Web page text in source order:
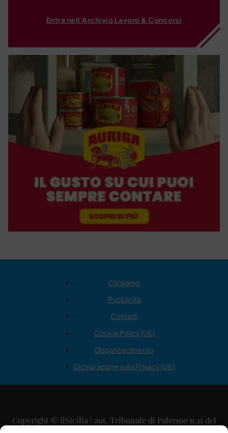
Entra nell'Archivio Lavoro & Concorsi
Chi siamo
Pubblicità
Contatti
Cookie Policy (UE)
Disconoscimento
Dichiarazione sulla Privacy (UE)
Copyright © ilSicilia | aut. Tribunale di Palermo n.11 del